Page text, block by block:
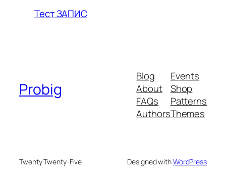
Тест ЗАПИС
Probig
Blog
About
FAQs
Authors
Events
Shop
Patterns
Themes
Twenty Twenty-Five Designed withWordPress